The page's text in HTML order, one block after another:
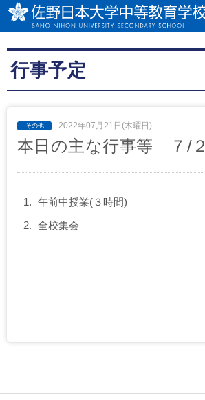
行事予定
2022年07月21日(木曜日)
本日の主な行事等 ７/
午前中授業(３時間)
全校集会